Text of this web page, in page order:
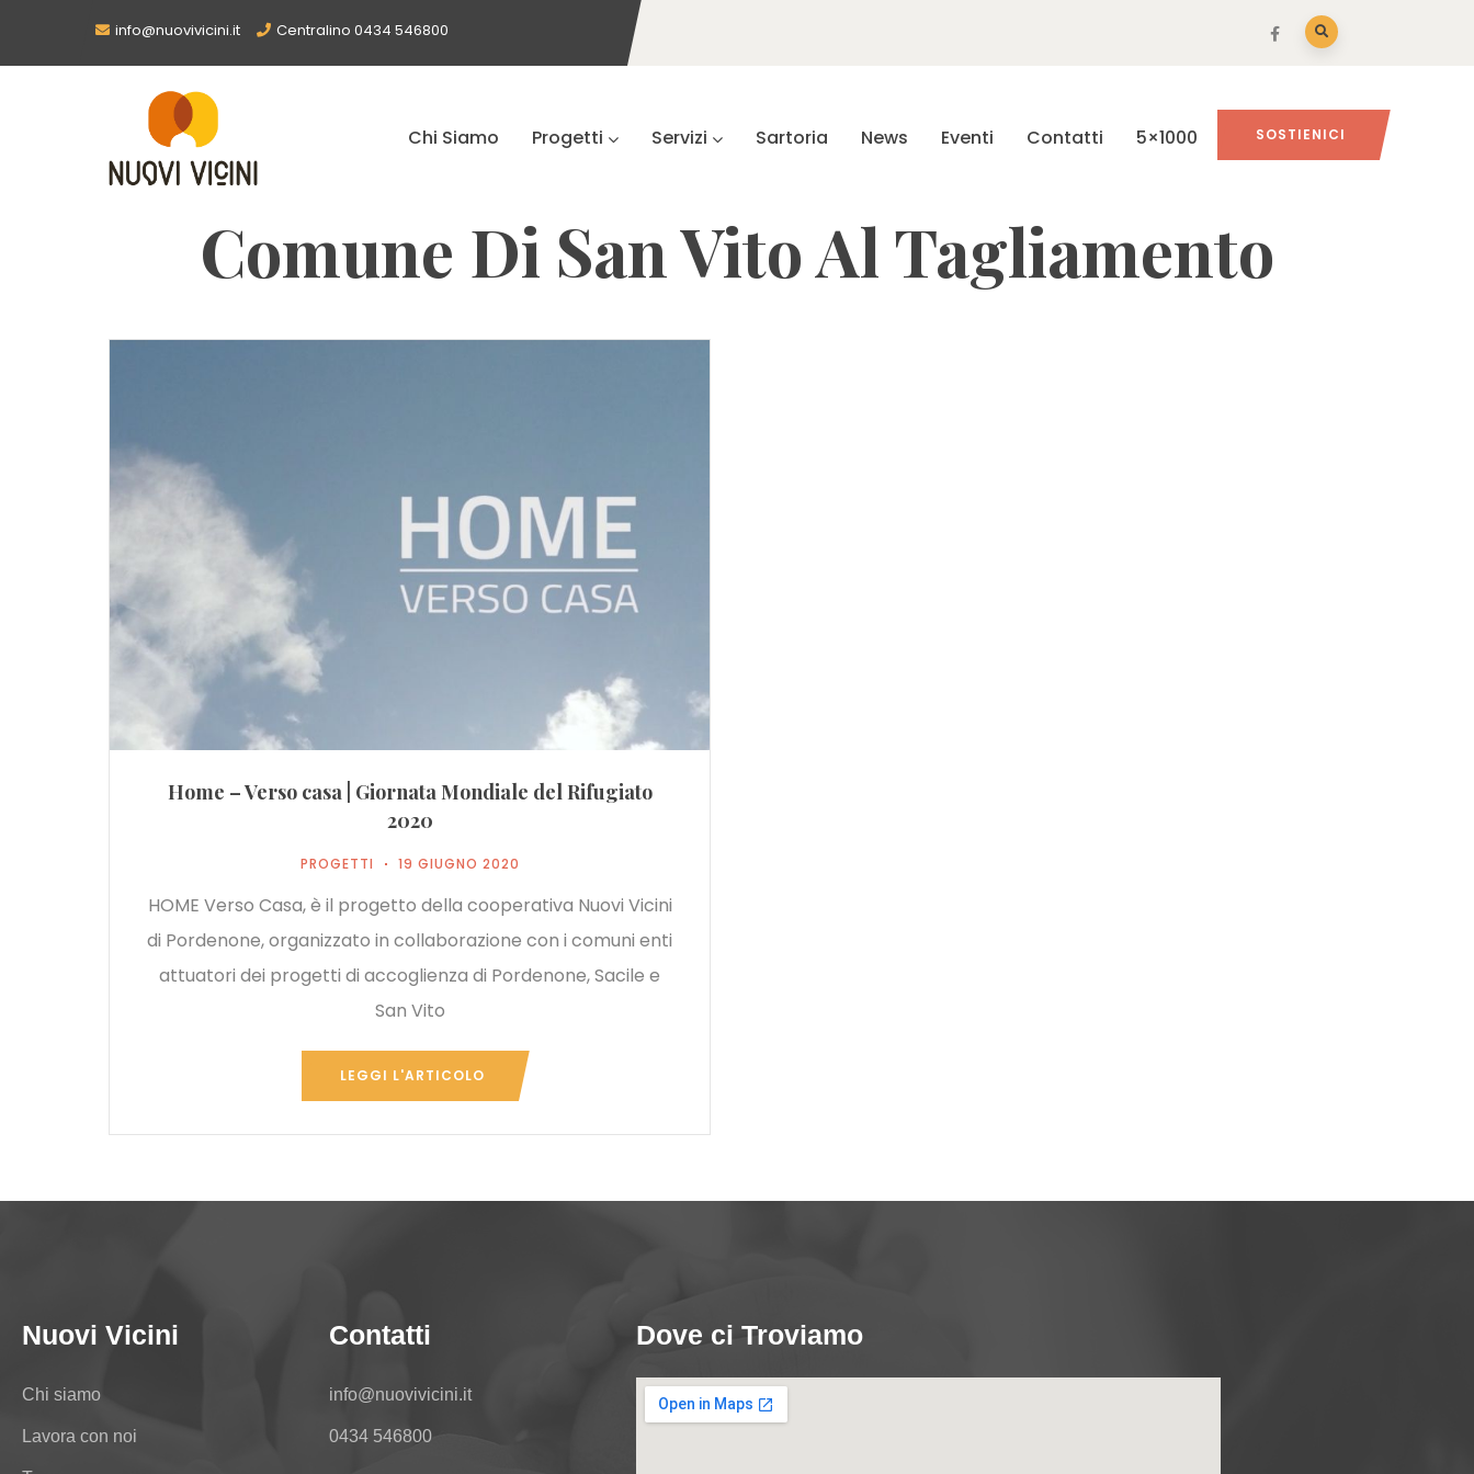
info@nuovivicini.it Centralino 0434 546800
Chi Siamo Progetti Servizi Sartoria News Eventi Contatti 5×1000 SOSTIENICI
Comune Di San Vito Al Tagliamento
Home – Verso casa | Giornata Mondiale del Rifugiato
2020
PROGETTI 19 GIUGNO 2020
HOME Verso Casa, è il progetto della cooperativa Nuovi Vicini
di Pordenone, organizzato in collaborazione con i comuni enti
attuatori dei progetti di accoglienza di Pordenone, Sacile e
San Vito
LEGGI L'ARTICOLO
Nuovi Vicini
Chi siamo
Lavora con noi
Contatti
info@nuovivicini.it
0434 546800
Dove ci Troviamo